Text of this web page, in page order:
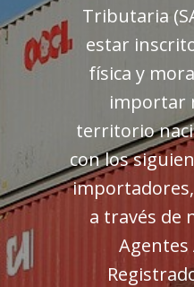
Tributaria
estar
física y
importar
territorio
con los
a través de
Agentes